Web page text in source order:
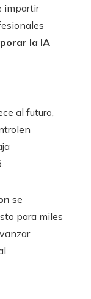
impartir
la IA
al futuro,
se
para miles